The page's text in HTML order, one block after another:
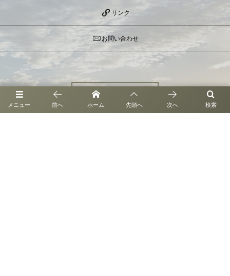
メニュー 検索
前へ ホーム 先頭へ 次へ
リンク
お問い合わせ
お問い合わせ